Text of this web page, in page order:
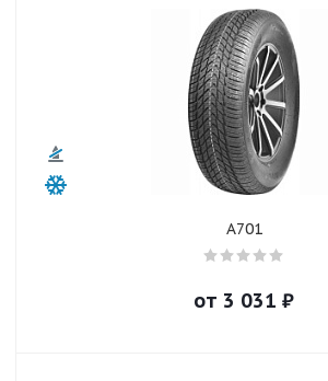
A701
от 3 031 ₽